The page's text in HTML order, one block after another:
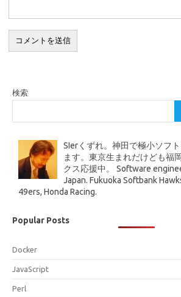
検索
SIerくずれ。神田で極小ソフ
ます。東京生まれだけども福
クス応援中。 Software
Japan. Fukuoka Softbank
49ers, Honda Racing.
Popular Posts
Docker
JavaScript
Perl